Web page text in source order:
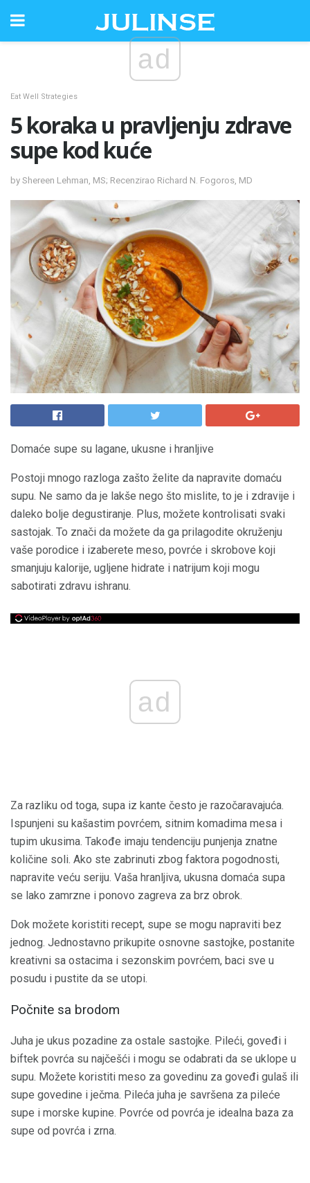
ad
Eat Well Strategies
5 koraka u pravljenju zdrave
supe kod kuće
by Shereen Lehman, MS; Recenzirao Richard N. Fogoros, MD
Domaće supe su lagane, ukusne i hranljive
Postoji mnogo razloga zašto želite da napravite domaću
supu. Ne samo da je lakše nego što mislite, to je i zdravije i
daleko bolje degustiranje. Plus, možete kontrolisati svaki
sastojak. To znači da možete da ga prilagodite okruženju
vaše porodice i izaberete meso, povrće i skrobove koji
smanjuju kalorije, ugljene hidrate i natrijum koji mogu
sabotirati zdravu ishranu.
ad
Za razliku od toga, supa iz kante često je razočaravajuća.
Ispunjeni su kašastim povrćem, sitnim komadima mesa i
tupim ukusima. Takođe imaju tendenciju punjenja znatne
količine soli. Ako ste zabrinuti zbog faktora pogodnosti,
napravite veću seriju. Vaša hranljiva, ukusna domaća supa
se lako zamrzne i ponovo zagreva za brz obrok.
Dok možete koristiti recept, supe se mogu napraviti bez
jednog. Jednostavno prikupite osnovne sastojke, postanite
kreativni sa ostacima i sezonskim povrćem, baci sve u
posudu i pustite da se utopi.
Počnite sa brodom
Juha je ukus pozadine za ostale sastojke. Pileći, goveđi i
biftek povrća su najčešći i mogu se odabrati da se uklope u
supu. Možete koristiti meso za govedinu za goveđi gulaš ili
supe govedine i ječma. Pileća juha je savršena za pileće
supe i morske kupine. Povrće od povrća je idealna baza za
supe od povrća i zrna.